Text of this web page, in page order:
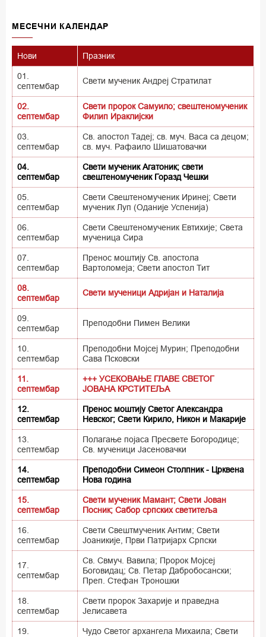
MECEЧНИ КАЛЕНДАР
Нови Празник
01.
септембар
Свети мученик Андреј Стратилат
02.
септембар
Свети пророк Самуило; свештеномученик
Филип Ираклијски
03.
септембар
Св. апостол Тадеј; св. муч. Васа са децом;
св. муч. Рафаило Шишатовачки
04.
септембар
Свети мученик Агатоник; свети
свештеномученик Горазд Чешки
05.
септембар
Свети Свештеномученик Иринеј; Свети
мученик Луп (Оданије Успенија)
06.
септембар
Свети Свештеномученик Евтихије; Света
мученица Сира
07.
септембар
Пренос моштију Св. апостола
Вартоломеја; Свети апостол Тит
08.
септембар
Свети мученици Адријан и Наталија
09.
септембар
Преподобни Пимен Велики
10.
септембар
Преподобни Мојсеј Мурин; Преподобни
Сава Псковски
11.
септембар
+++ УСЕКОВАЊЕ ГЛАВЕ СВЕТОГ
ЈОВАНА КРСТИТЕЉА
12.
септембар
Пренос моштију Светог Александра
Невског; Свети Кирило, Никон и Макарије
13.
септембар
Полагање појаса Пресвете Богородице;
Св. мученици Јасеновачки
14.
септембар
Преподобни Симеон Столпник - Црквена
Нова година
15.
септембар
Свети мученик Мамант; Свети Јован
Посник; Сабор српских светитеља
16.
септембар
Свети Свештмученик Антим; Свети
Јоаникије, Први Патријарх Српски
17.
септембар
Св. Свмуч. Вавила; Пророк Мојсеј
Боговидац; Св. Петар Дабробосански;
Преп. Стефан Троношки
18.
септембар
Свети пророк Захарије и праведна
Јелисавета
19.
Чудо Светог архангела Михаила; Свети